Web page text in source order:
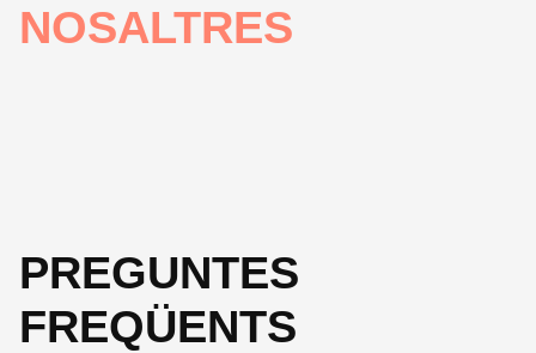
NOSALTRES
PREGUNTES
FREQÜENTS